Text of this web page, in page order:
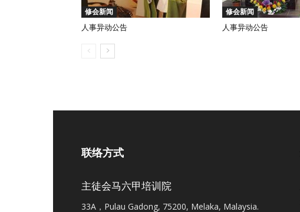
修会新闻
人事异动公告
修会新闻
人事异动公告
联络方式
主徒会马六甲培训院
33A，Pulau Gadong, 75200, Melaka, Malaysia.